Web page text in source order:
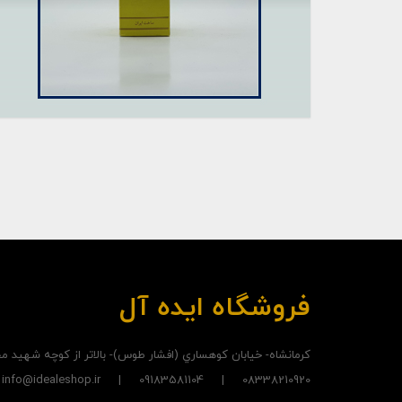
فروشگاه ایده آل
کرمانشاه- خيابان کوهساري (افشار طوس)- بالاتر از کوچه
08338210920 | 09183581104 | info@idealeshop.ir